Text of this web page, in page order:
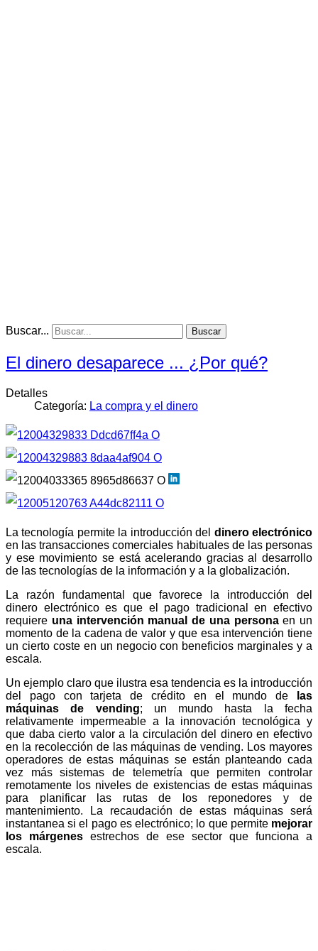
Buscar... Buscar
El dinero desaparece ... ¿Por qué?
Detalles
Categoría: La compra y el dinero
La tecnología permite la introducción del dinero electrónico
en las transacciones comerciales habituales de las personas
y ese movimiento se está acelerando gracias al desarrollo
de las tecnologías de la información y a la globalización.
La razón fundamental que favorece la introducción del
dinero electrónico es que el pago tradicional en efectivo
requiere una intervención manual de una personaen un
momento de la cadena de valor y que esa intervención tiene
un cierto coste en un negocio con beneficios marginales y a
escala.
Un ejemplo claro que ilustra esa tendencia es la introducción
del pago con tarjeta de crédito en el mundo de las
máquinas de vending; un mundo hasta la fecha
relativamente impermeable a la innovación tecnológica y
que daba cierto valor a la circulación del dinero en efectivo
en la recolección de las máquinas de vending. Los mayores
operadores de estas máquinas se están planteando cada
vez más sistemas de telemetría que permiten controlar
remotamente los niveles de existencias de estas máquinas
para planificar las rutas de los reponedores y de
mantenimiento. La recaudación de estas máquinas será
instantanea si el pago es electrónico; lo que permite mejorar
los márgenes estrechos de ese sector que funciona a
escala.